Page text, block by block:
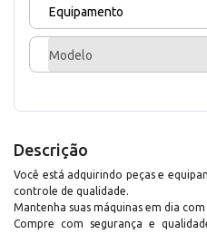
Equipamento
Modelo
Descrição
Você está adquirindo peças e
controle de qualidade.
Mantenha suas máquinas em dia com
Compre com segurança e